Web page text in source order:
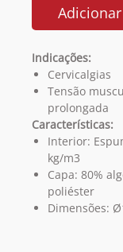
Indicações:
Cervicalgias
Tensão
prolongada
Características:
Interior:
kg/m3
Capa: 80%
poliéster
Dimensões: